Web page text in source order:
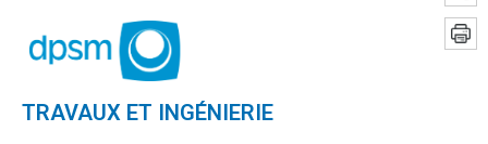
TRAVAUX ET INGÉNIERIE